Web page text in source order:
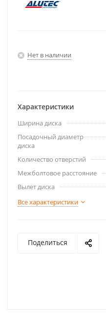
Нет в наличии
Характеристики
Ширина диска
Посадочный диаметр
диска
Количество отверстий
Межболтовое расстояние
Вылет диска
Все характеристики
Поделиться